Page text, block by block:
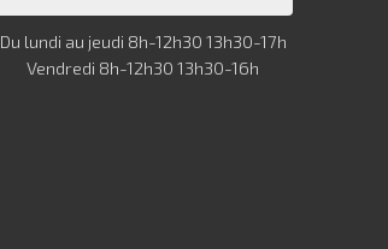
Du lundi au jeudi 8h-12h30 13h30-17h
Vendredi 8h-12h30 13h30-16h